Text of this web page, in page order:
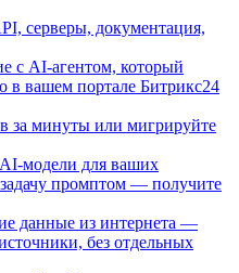
серверы, документация,
с AI-агентом, который
в вашем портале Битрикс24
за минуты или мигрируйте
модели для ваших
промптом — получите
данные из интернета —
без отдельных